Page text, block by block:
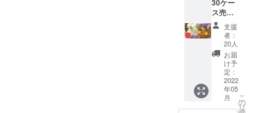
しま
す。 賞
味期限
は、日
陰で段
ボール
は開け
たまま
で、風
通しの
良い所
しま
す。 賞
味期限
は、日
陰で段
ボール
は開け
たまま
で、風
通しの
良い所
30ケー
ス売り
切れた
為、追
加で出
させて
頂きま
す！ 最
初の方
よりも
少しお
値段上
支援
者：
20人
お届
け予
定：
2022
年05
月
こ
の
リ